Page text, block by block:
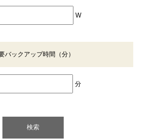
W
バックアップ時間（分）
分